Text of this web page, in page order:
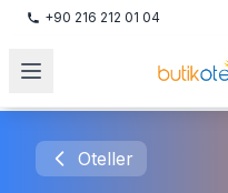
+90 216 212 01 04
Oteller